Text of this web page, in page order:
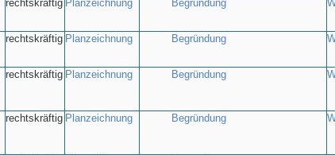
rechtskräftig Planzeichnung Begründung
rechtskräftig Planzeichnung Begründung
rechtskräftig Planzeichnung Begründung
rechtskräftig Planzeichnung Begründung